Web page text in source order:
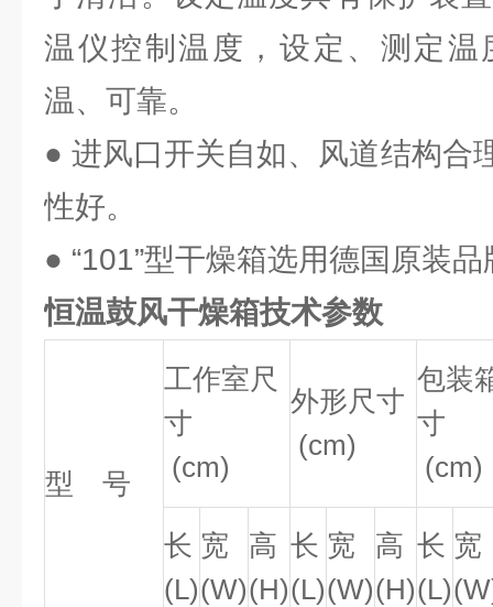
温仪控制温度，设定、测定温
温、可靠。
● 进风口开关自如、风道结构合
性好。
● “101”型干燥箱选用德国原装
恒温鼓风干燥箱技术参数
型 号
工作室尺
寸
(cm)
外形尺寸
(cm)
包装
寸
(cm)
长
(L)
宽
(W)
高
(H)
长
(L)
宽
(W)
高
(H)
长
(L)
宽